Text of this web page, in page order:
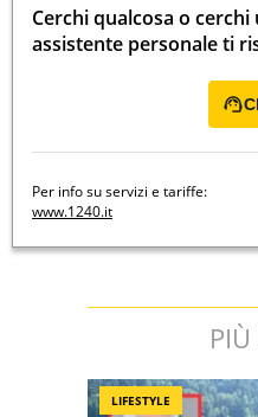
Cerchi qualcosa o
assistente personale ti
Per info su servizi e tariffe:
www.1240.it
PIÙ
LIFESTYLE